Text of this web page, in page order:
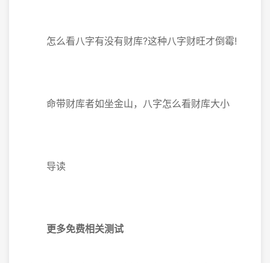
怎么看八字有没有财库?这种八字财旺才倒霉!
命带财库者如坐金山，八字怎么看财库大小
导读
更多免费相关测试